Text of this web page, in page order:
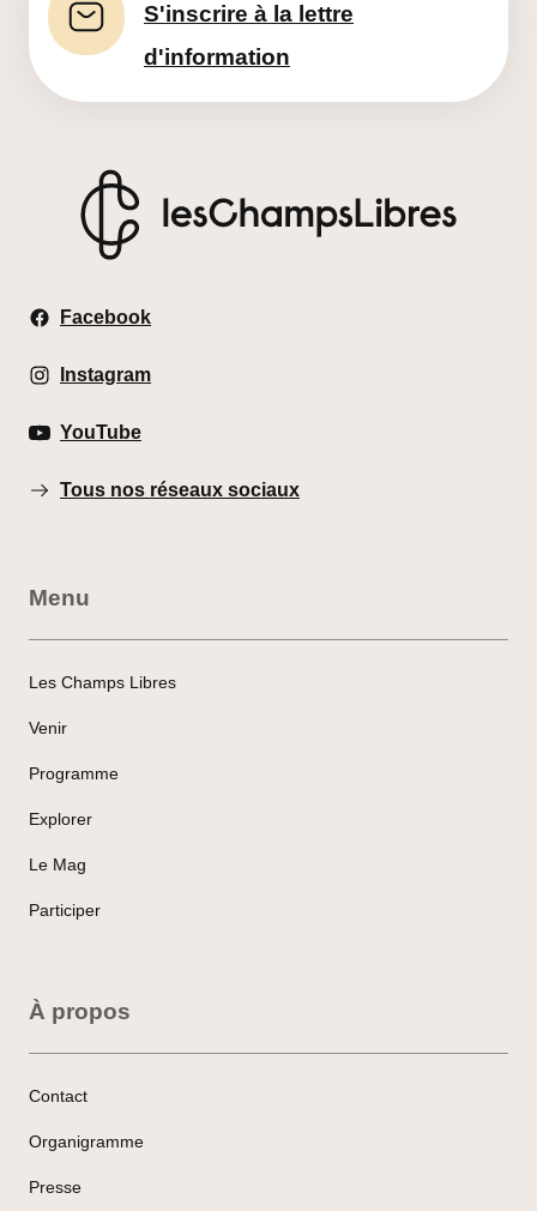
S'inscrire à la lettre
d'information
Facebook
Instagram
YouTube
Tous nos réseaux sociaux
Menu
Les Champs Libres
Venir
Programme
Explorer
Le Mag
Participer
À propos
Contact
Organigramme
Presse